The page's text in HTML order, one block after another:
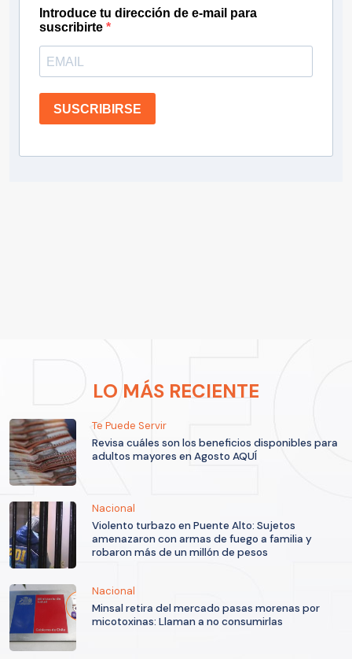
Introduce tu dirección de e-mail para
suscribirte
SUSCRIBIRSE
LO MÁS RECIENTE
Te Puede Servir
Revisa cuáles son los beneficios disponibles para
adultos mayores en Agosto AQUÍ
Nacional
Violento turbazo en Puente Alto: Sujetos
amenazaron con armas de fuego a familia y
robaron más de un millón de pesos
Nacional
Minsal retira del mercado pasas morenas por
micotoxinas: Llaman a no consumirlas